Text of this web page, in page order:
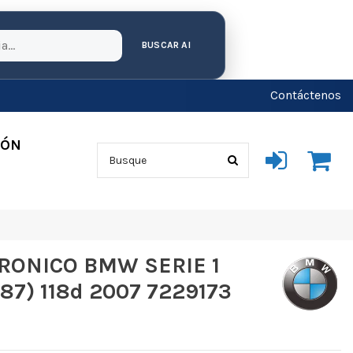
BUSCAR AI
Contáctenos
BMW SERIE 1
118d 2007 7229173